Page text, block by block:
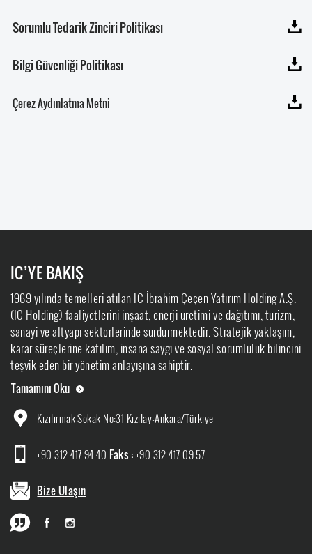
Sorumlu Tedarik Zinciri Politikası
Bilgi Güvenliği Politikası
Çerez Aydınlatma Metni
IC’YE BAKIŞ
1969 yılında temelleri atılan IC İbrahim Çeçen Yatırım Holding A.Ş.
(IC Holding) faaliyetlerini inşaat, enerji üretimi ve dağıtımı, turizm,
sanayi ve altyapı sektörlerinde sürdürmektedir. Stratejik yaklaşım,
karar süreçlerine katılım, insana saygı ve sosyal sorumluluk bilincini
teşvik eden bir yönetim anlayışına sahiptir.
Tamamını Oku
Kızılırmak Sokak No:31 Kızılay-Ankara/Türkiye
+90 312 417 94 40 Faks :+90 312 417 09 57
Bize Ulaşın